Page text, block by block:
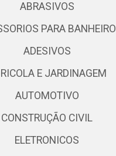
ABRASIVOS
PARA BANHEIRO
ADESIVOS
E JARDINAGEM
AUTOMOTIVO
CONSTRUÇÃO CIVIL
ELETRONICOS